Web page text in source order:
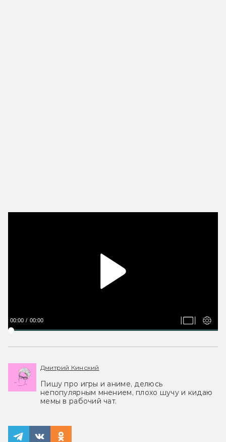
00:00 00:00
Дмитрий Кинский
Пишу про игры и аниме, делюсь
непопулярным мнением, плохо шучу и кидаю
мемы в рабочий чат.